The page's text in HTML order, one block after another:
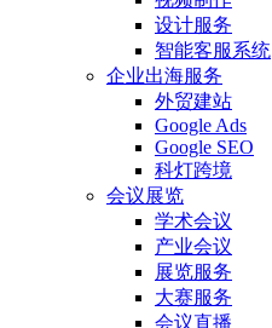
设计服务
智能客服系统
企业出海服务
外贸建站
Google Ads
Google SEO
科灯跨境
会议展览
学术会议
产业会议
展览服务
大赛服务
会议直播